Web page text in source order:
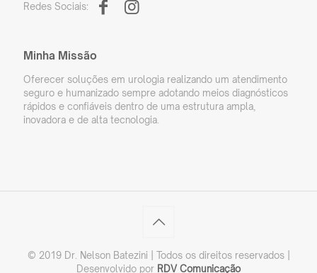
Redes Sociais:
Minha Missão
Oferecer soluções em urologia realizando um atendimento
seguro e humanizado sempre adotando meios diagnósticos
rápidos e confiáveis dentro de uma estrutura ampla,
inovadora e de alta tecnologia.
© 2019 Dr. Nelson Batezini | Todos os direitos reservados |
Desenvolvido por RDV Comunicação